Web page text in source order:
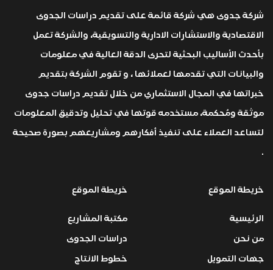
شركة جدوى هي شركة قائمة على تقديم دراسات الجدوى
الاقتصادية والاستشارات الادارية والتسويقية، والشركة تعمل
بأحدث الأساليب البحثية لتحرى الدقة العالية في معلومات
والبيانات التي تقدمها لعملائها ، و تقوم الشركة بتقديم
خبراتها في المجال الاستثماري من خلال تقديم دراسات جدوى
موثقة ومُحكمة، مستخدمه قوتها في تحليل وتدقيق المعلومات
لتساعد العملاء على تنفيذ أفكارهم ومشاريعهم بصورة صحيحة
.
خريطة الموقع
الرئيسية
من نحن
جهات التمويل
خريطة الموقع
مكتبة المشاريع
دراسات الجدوى
خطوط الانتاج